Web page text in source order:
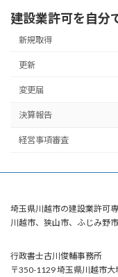
建設業許可を自分
新規取得
更新
変更届
決算報告
経営事項審査
埼玉県川越市の建設業許可
川越市、狭山市、ふじみ野
行政書士古川俊輔事務所
〒350-1129 埼玉県川越市